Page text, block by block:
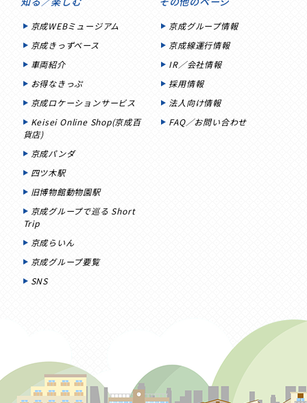
京成WEBミュージアム
京成きっずベース
車両紹介
お得なきっぷ
京成ロケーションサービス
Keisei Online Shop(京成百
貨店)
京成パンダ
四ツ木駅
旧博物館動物園駅
京成グループで巡る Short
Trip
京成らいん
京成グループ要覧
SNS
京成グループ情報
京成線運行情報
IR／会社情報
採用情報
法人向け情報
FAQ／お問い合わせ